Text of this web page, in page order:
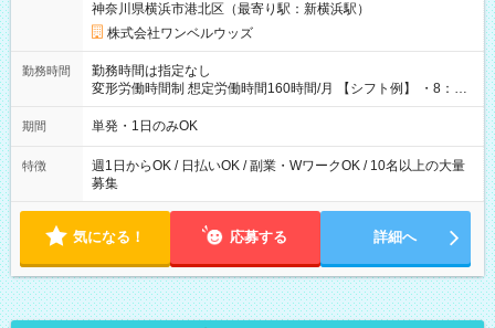
神奈川県横浜市港北区（最寄り駅：新横浜駅）
株式会社ワンベルウッズ
勤務時間
勤務時間は指定なし
変形労働時間制 想定労働時間160時間/月 【シフト例】 ・8：00
～21：00
期間 単発・1日のみOK
特徴
週1日からOK / 日払いOK / 副業・WワークOK / 10名以上の大量
募集
気になる！ 応募する 詳細へ